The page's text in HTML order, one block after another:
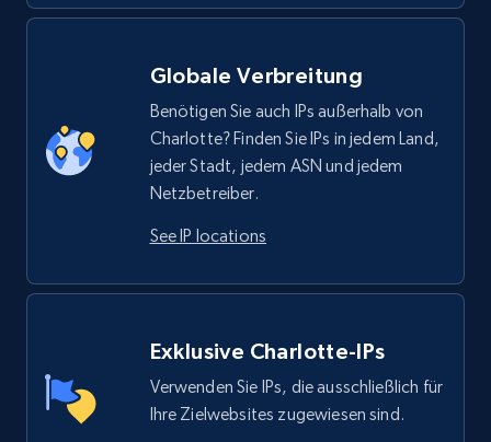
Globale Verbreitung
Benötigen Sie auch IPs außerhalb von
Charlotte? Finden Sie IPs in jedem Land,
jeder Stadt, jedem ASN und jedem
Netzbetreiber.
See IP locations
Exklusive Charlotte-IPs
Verwenden Sie IPs, die ausschließlich für
Ihre Zielwebsites zugewiesen sind.